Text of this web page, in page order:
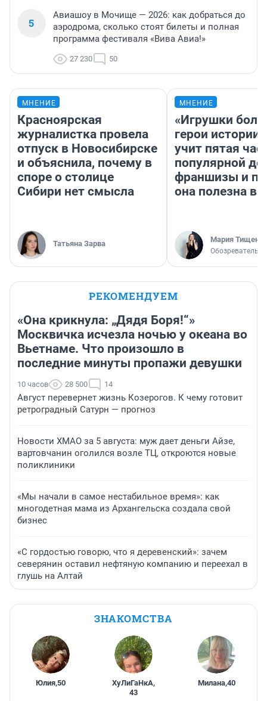
5
Авиашоу в Мочище — 2026: как добраться до
аэродрома, сколько стоят билеты и полная
программа фестиваля «Вива Авиа!»
27 230 50
МНЕНИЕ
Красноярская
журналистка провела
отпуск в Новосибирске
и объяснила, почему в
споре о столице
Сибири нет смысла
Татьяна Зарва
МНЕНИЕ
«Игрушки
герои
учит пятая
популярной
франшизы и
она полезна
Мария Тищенко
Обозреватель
РЕКОМЕНДУЕМ
«Она крикнула: „Дядя Боря!“»
Москвичка исчезла ночью у океана во
Вьетнаме. Что произошло в
последние минуты пропажи девушки
10 часов 28 500 14
Август перевернет жизнь Козерогов. К чему готовит
ретроградный Сатурн — прогноз
Новости ХМАО за 5 августа: муж дает деньги Айзе,
вартовчанин оголился возле ТЦ, откроются новые
поликлиники
«Мы начали в самое нестабильное время»: как
многодетная мама из Архангельска создала свой
бизнес
«С гордостью говорю, что я деревенский»: зачем
северянин оставил нефтяную компанию и переехал в
глушь на Алтай
ЗНАКОМСТВА
Юлия,50 ХуЛиГаНкА,
43
Милана,40